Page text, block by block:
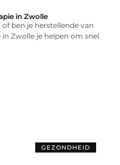
in Zwolle
ben je herstellende van
Zwolle je helpen om snel
GEZONDHEID